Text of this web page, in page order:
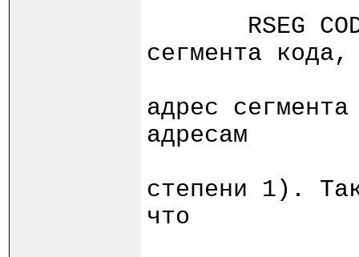
RSEG
сегмента
адрес
адресам
степени 1).
что